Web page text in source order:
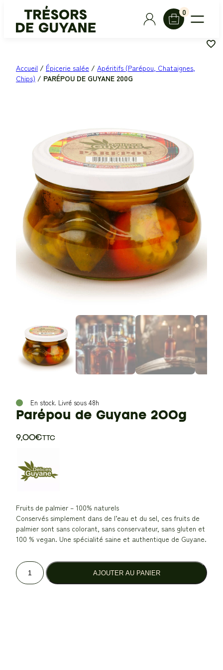
contenu
0
Accueil / Épicerie salée / Apéritifs (Parépou, Chataignes,
Chips) / PARÉPOU DE GUYANE 200G
En stock. Livré sous 48h
Parépou de Guyane 200g
9,00€TTC
Fruits de palmier – 100% naturels
Conservés simplement dans de l’eau et du sel, ces fruits de
palmier sont sans colorant, sans conservateur, sans gluten et
100 % vegan. Une spécialité saine et authentique de Guyane.
q
u
AJOUTER AU PANIER